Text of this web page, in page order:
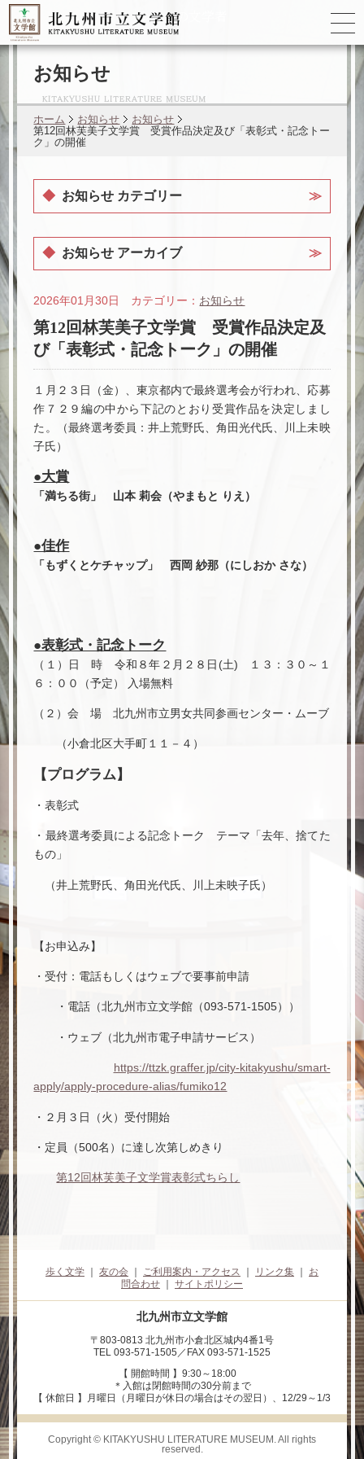
ゆかりの
お知らせ
ホーム お知らせ
お知らせ
第12回林芙美子文学賞 受賞作品決定及び「表彰式・記念トー
ク」の開催
2026年01月30日 カテゴリー： お知らせ
第12回林芙美子文学賞 受賞作品決定及
び「表彰式・記念トーク」の開催
１月２３日（金）、東京都内で最終選考会が行われ、応募
作７２９編の中から下記のとおり受賞作品を決定しまし
た。（最終選考委員：井上荒野氏、角田光代氏、川上未映
子氏）
●大賞
「満ちる街」 山本 莉会（やまもと りえ）
●佳作
「もずくとケチャップ」 西岡 紗那（にしおか さな）
●表彰式・記念トーク
（１）日 時 令和８年２月２８日(土) １３：３０～１
６：００（予定） 入場無料
（２）会 場 北九州市立男女共同参画センター・ムーブ
（小倉北区大手町１１－４）
【プログラム】
・表彰式
・最終選考委員による記念トーク テーマ「去年、捨てた
もの」
（井上荒野氏、角田光代氏、川上未映子氏）
【お申込み】
・受付：電話もしくはウェブで要事前申請
・電話（北九州市立文学館（093-571-1505））
・ウェブ（北九州市電子申請サービス）
https://ttzk.graffer.jp/city-kitakyushu/smart-
apply/apply-procedure-alias/fumiko12
・２月３日（火）受付開始
・定員（500名）に達し次第しめきり
第12回林芙美子文学賞表彰式ちらし
お知らせ カテゴリー
お知らせ アーカイブ
歩く文学 友の会 ご利用案内・アクセス リンク集
お
問合わせ
サイトポリシー
北九州市立文学館
〒803-0813 北九州市小倉北区城内4番1号
TEL 093-571-1505／FAX 093-571-1525
【 開館時間 】9:30～18:00
＊入館は閉館時間の30分前まで
【 休館日 】月曜日（月曜日が休日の場合はその翌日）、12/29～1/3
Copyright © KITAKYUSHU LITERATURE MUSEUM. All rights
reserved.